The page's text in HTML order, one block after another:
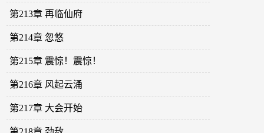
第213章 再临仙府
第214章 忽悠
第215章 震惊！震惊！
第216章 风起云涌
第217章 大会开始